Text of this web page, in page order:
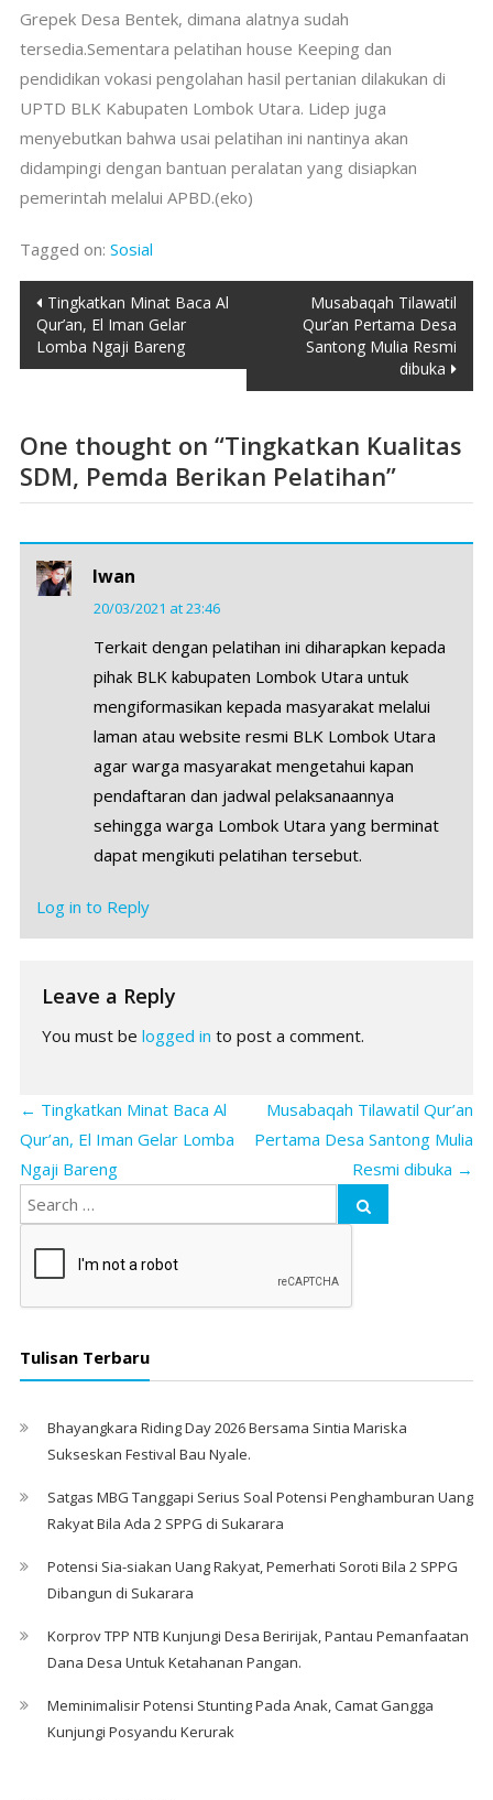
Grepek Desa Bentek, dimana alatnya sudah
tersedia.Sementara pelatihan house Keeping dan
pendidikan vokasi pengolahan hasil pertanian dilakukan di
UPTD BLK Kabupaten Lombok Utara. Lidep juga
menyebutkan bahwa usai pelatihan ini nantinya akan
didampingi dengan bantuan peralatan yang disiapkan
pemerintah melalui APBD.(eko)
Tagged on: Sosial
Post
navigation
Tingkatkan Minat Baca Al
Qur’an, El Iman Gelar
Lomba Ngaji Bareng
Musabaqah Tilawatil
Qur’an Pertama Desa
Santong Mulia Resmi
dibuka
One thought on “Tingkatkan Kualitas
SDM, Pemda Berikan Pelatihan”
Iwan
20/03/2021 at 23:46
Terkait dengan pelatihan ini diharapkan kepada
pihak BLK kabupaten Lombok Utara untuk
mengiformasikan kepada masyarakat melalui
laman atau website resmi BLK Lombok Utara
agar warga masyarakat mengetahui kapan
pendaftaran dan jadwal pelaksanaannya
sehingga warga Lombok Utara yang berminat
dapat mengikuti pelatihan tersebut.
Log in to Reply
Leave a Reply
You must be logged in to post a comment.
← Tingkatkan Minat Baca Al
Qur’an, El Iman Gelar Lomba
Ngaji Bareng
Musabaqah Tilawatil Qur’an
Pertama Desa Santong Mulia
Resmi dibuka →
Tulisan Terbaru
Bhayangkara Riding Day 2026 Bersama Sintia Mariska
Sukseskan Festival Bau Nyale. ‎
Satgas MBG Tanggapi Serius Soal Potensi Penghamburan Uang
Rakyat Bila Ada 2 SPPG di Sukarara
Potensi Sia-siakan Uang Rakyat, Pemerhati Soroti Bila 2 SPPG
Dibangun di Sukarara
Korprov TPP NTB Kunjungi Desa Beririjak, Pantau Pemanfaatan
Dana Desa Untuk Ketahanan Pangan.
Meminimalisir Potensi Stunting Pada Anak, Camat Gangga
Kunjungi Posyandu Kerurak